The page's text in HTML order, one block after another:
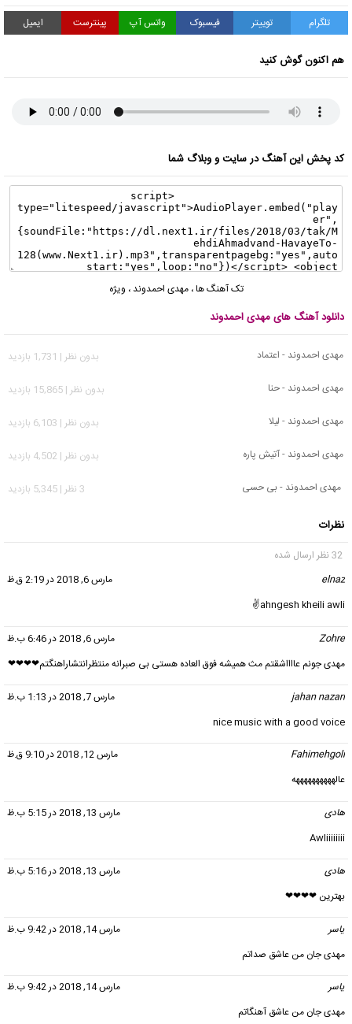
تلگرام توییتر فیسبوک واتس آپ پینترست ایمیل
هم اکنون گوش کنید
کد پخش این آهنگ در سایت و وبلاگ شما
تک آهنگ ها،مهدی احمدوند ، ویژه
دانلود آهنگ های مهدی احمدوند
مهدی احمدوند - اعتماد
بدون نظر | 1,731 بازدید
مهدی احمدوند - حنا
بدون نظر | 15,865 بازدید
مهدی احمدوند - لیلا
بدون نظر | 6,103 بازدید
مهدی احمدوند - آتیش پاره
بدون نظر | 4,502 بازدید
مهدی احمدوند - بی حسی
3 نظر | 5,345 بازدید
نظرات
32 نظر ارسال شده
elnaz
مارس 6, 2018 در 2:19 ق.ظ
ahngesh kheili awli✌
Zohre
مارس 6, 2018 در 6:46 ب.ظ
مهدی جونم عااااشقتم مث همیشه فوق العاده هستی بی صبرانه منتظرانتشاراهنگتم❤❤❤❤
jahan nazari
مارس 7, 2018 در 1:13 ب.ظ
nice music with a good voice
Fahimehgoli
مارس 12, 2018 در 9:10 ق.ظ
عالههههههههههه
هادی
مارس 13, 2018 در 5:15 ب.ظ
Awliiiiiiii
هادی
مارس 13, 2018 در 5:16 ب.ظ
بهترین ❤❤❤❤
یاسر
مارس 14, 2018 در 9:42 ب.ظ
مهدی جان من عاشق صداتم
یاسر
مارس 14, 2018 در 9:42 ب.ظ
مهدی جان من عاشق آهنگاتم